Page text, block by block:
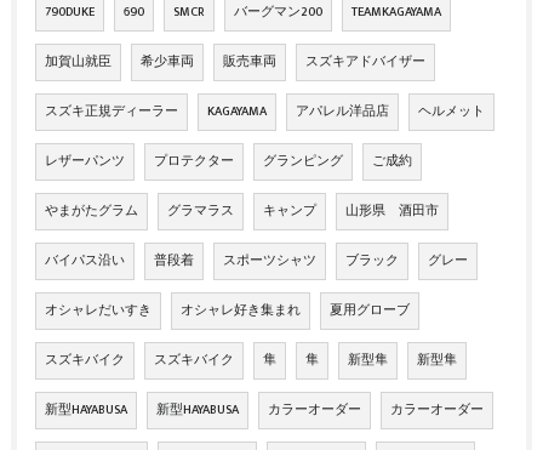
790DUKE 690 SMCR バーグマン200 TEAMKAGAYAMA
加賀山就臣 希少車両 販売車両 スズキアドバイザー
スズキ正規ディーラー KAGAYAMA アパレル洋品店 ヘルメット
レザーパンツ プロテクター グランピング ご成約
やまがたグラム グラマラス キャンプ 山形県 酒田市
バイパス沿い 普段着 スポーツシャツ ブラック グレー
オシャレだいすき オシャレ好き集まれ 夏用グローブ
スズキバイク スズキバイク 隼 隼 新型隼 新型隼
新型HAYABUSA 新型HAYABUSA カラーオーダー カラーオーダー